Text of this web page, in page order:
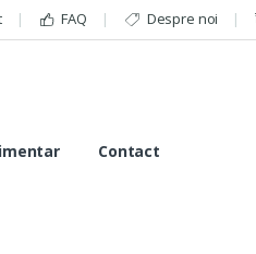
FAQ Despre noi
Contact